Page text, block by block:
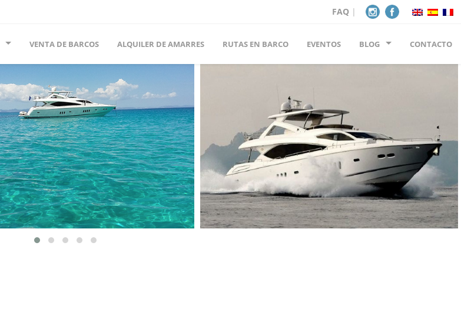
FAQ|
VENTA DE BARCOS ALQUILER DE AMARRES RUTAS EN BARCO EVENTOS BLOG CONTACTO